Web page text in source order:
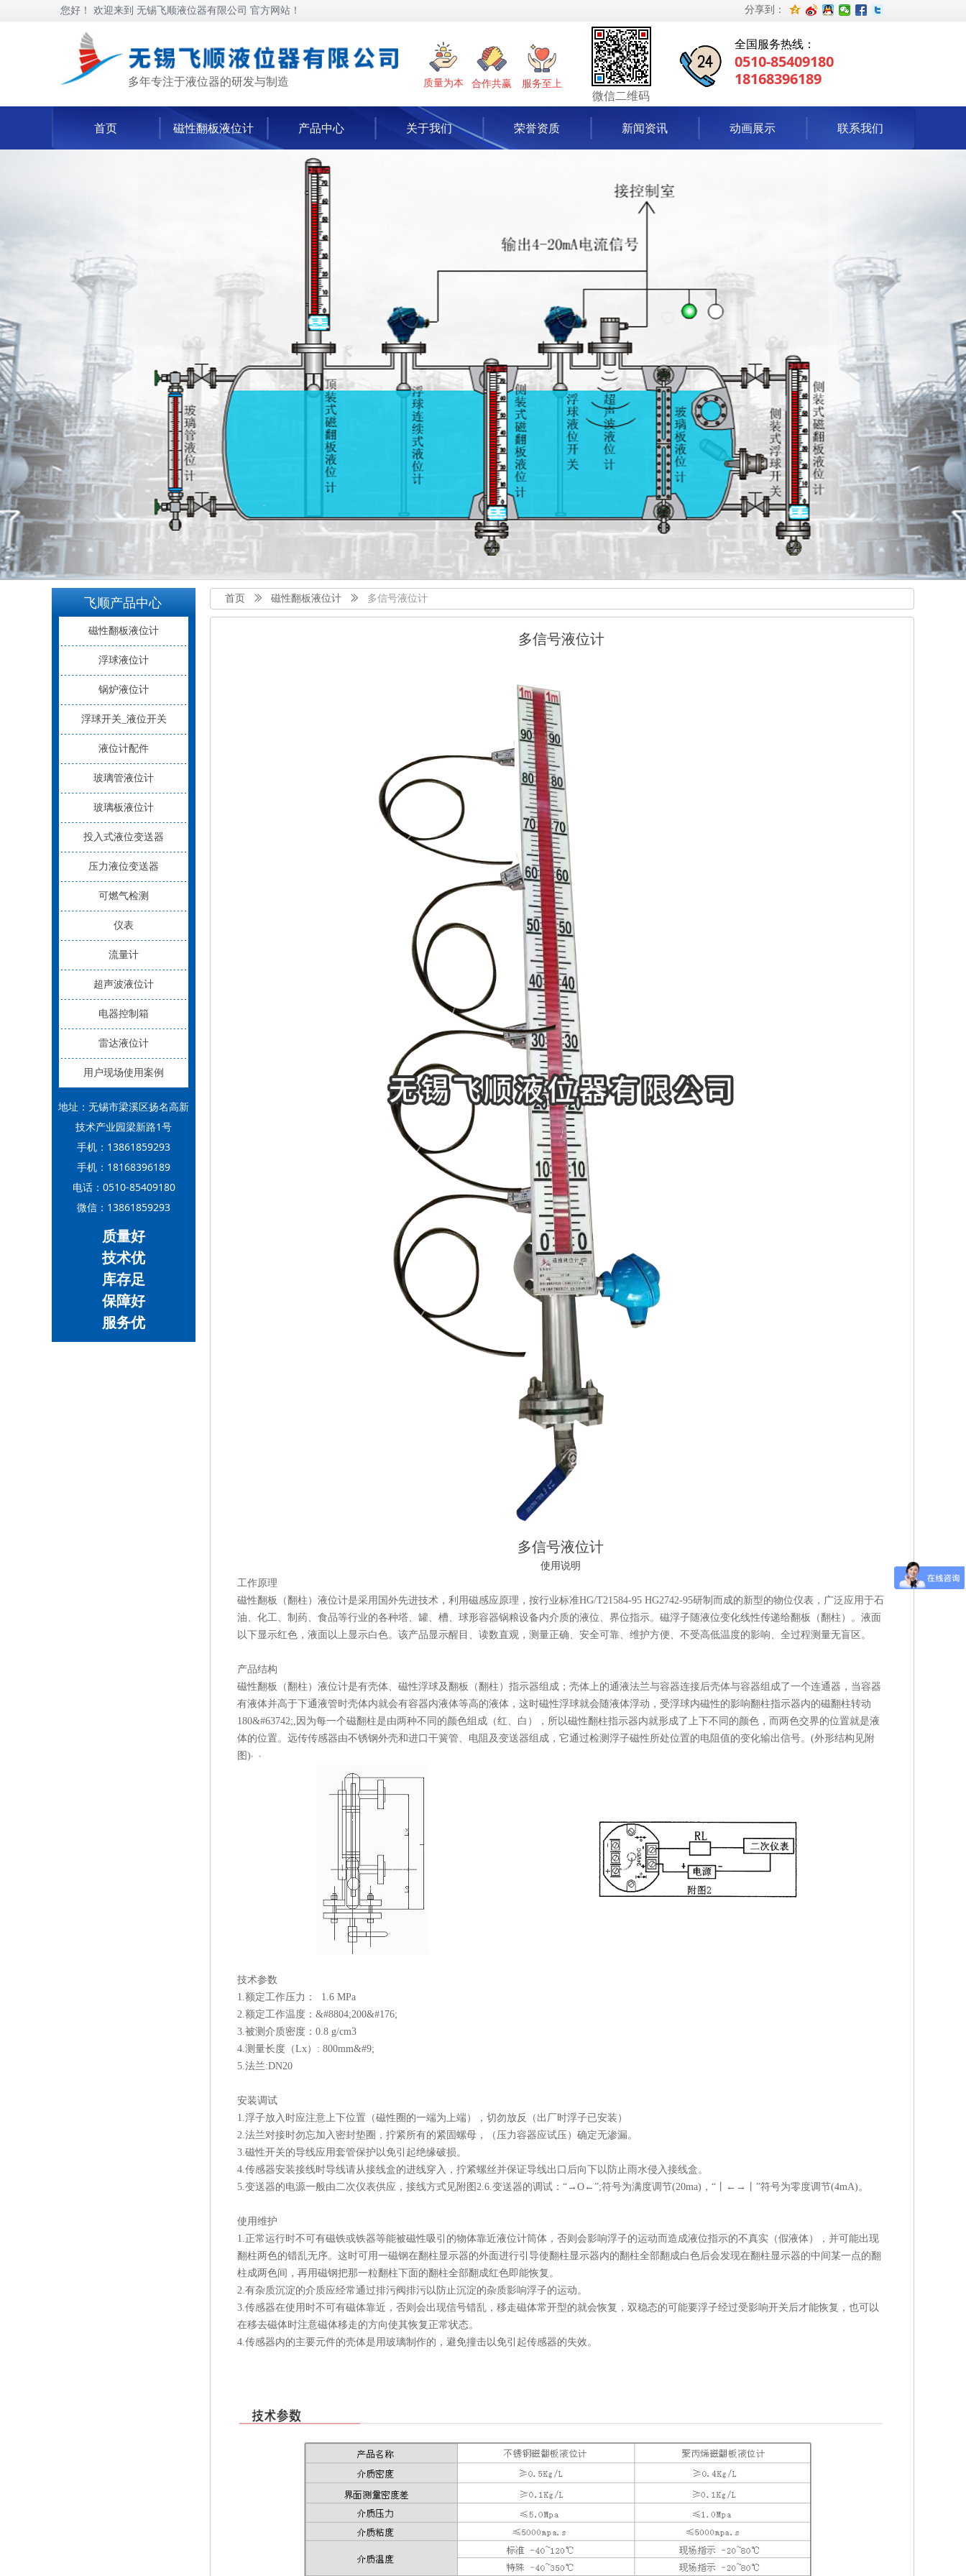
首页 磁性翻板液位计 产品中心 关于我们 荣誉资质 新闻资讯 动画展示 联系我们
质量为本 合作共赢 服务至上
全国服务热线：
0510-85409180
18168396189
多年专注于液位器的研发与制造
微信二维码
您好！ 欢迎来到 无锡飞顺液位器有限公司 官方网站！ 分享到：
首页 ꅀ 磁性翻板液位计 ꅀ 多信号液位计
多信号液位计
多信号液位计
使用说明
工作原理
磁性翻板（翻柱）液位计是采用国外先进技术，利用磁感应原理，按行业标准HG/T21584-95 HG2742-95研制而成的新型的物位仪表，广泛应用于石
油、化工、制药、食品等行业的各种塔、罐、槽、球形容器锅粮设备内介质的液位、界位指示。磁浮子随液位变化线性传递给翻板（翻柱）。液面
以下显示红色，液面以上显示白色。该产品显示醒目、读数直观，测量正确、安全可靠、维护方便、不受高低温度的影响、全过程测量无盲区。
产品结构
磁性翻板（翻柱）液位计是有壳体、磁性浮球及翻板（翻柱）指示器组成；壳体上的通液法兰与容器连接后壳体与容器组成了一个连通器，当容器
有液体并高于下通液管时壳体内就会有容器内液体等高的液体，这时磁性浮球就会随液体浮动，受浮球内磁性的影响翻柱指示器内的磁翻柱转动
180&#63742;,因为每一个磁翻柱是由两种不同的颜色组成（红、白），所以磁性翻柱指示器内就形成了上下不同的颜色，而两色交界的位置就是液
体的位置。远传传感器由不锈钢外壳和进口干簧管、电阻及变送器组成，它通过检测浮子磁性所处位置的电阻值的变化输出信号。(外形结构见附
图)
技术参数
1.额定工作压力： 1.6 MPa
2.额定工作温度：&#8804;200&#176;
3.被测介质密度：0.8 g/cm3
4.测量长度（Lx）: 800mm&#9;
5.法兰:DN20
安装调试
1.浮子放入时应注意上下位置（磁性圈的一端为上端），切勿放反（出厂时浮子已安装）
2.法兰对接时勿忘加入密封垫圈，拧紧所有的紧固螺母，（压力容器应试压）确定无渗漏。
3.磁性开关的导线应用套管保护以免引起绝缘破损。
4.传感器安装接线时导线请从接线盒的进线穿入，拧紧螺丝并保证导线出口后向下以防止雨水侵入接线盒。
5.变送器的电源一般由二次仪表供应，接线方式见附图2.6.变送器的调试：“→O←”;符号为满度调节(20ma)，“丨←→丨”符号为零度调节(4mA)。
使用维护
1.正常运行时不可有磁铁或铁器等能被磁性吸引的物体靠近液位计筒体，否则会影响浮子的运动而造成液位指示的不真实（假液体），并可能出现
翻柱两色的错乱无序。这时可用一磁钢在翻柱显示器的外面进行引导使翻柱显示器内的翻柱全部翻成白色后会发现在翻柱显示器的中间某一点的翻
柱成两色间，再用磁钢把那一粒翻柱下面的翻柱全部翻成红色即能恢复。
2.有杂质沉淀的介质应经常通过排污阀排污以防止沉淀的杂质影响浮子的运动。
3.传感器在使用时不可有磁体靠近，否则会出现信号错乱，移走磁体常开型的就会恢复，双稳态的可能要浮子经过受影响开关后才能恢复，也可以
在移去磁体时注意磁体移走的方向使其恢复正常状态。
4.传感器内的主要元件的壳体是用玻璃制作的，避免撞击以免引起传感器的失效。
飞顺产品中心
磁性翻板液位计
浮球液位计
锅炉液位计
浮球开关_液位开关
液位计配件
玻璃管液位计
玻璃板液位计
投入式液位变送器
压力液位变送器
可燃气检测
仪表
流量计
超声波液位计
电器控制箱
雷达液位计
用户现场使用案例
地址：无锡市梁溪区扬名高新
技术产业园梁新路1号
手机：13861859293
手机：18168396189
电话：0510-85409180
微信：13861859293
浮球液位计
锅炉液位计
浮球开关_液位开关
液位计配件
质量好
技术优
库存足
保障好
服务优
磁性翻板液位计